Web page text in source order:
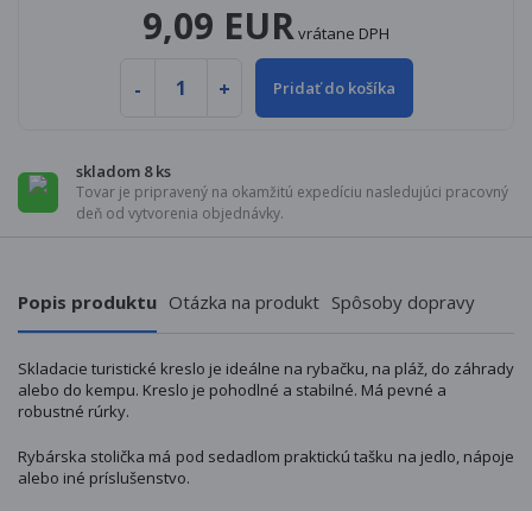
9,09 EURvrátane DPH
Pridať do košíka
skladom 8 ks
Tovar je pripravený na okamžitú expedíciu nasledujúci pracovný
deň od vytvorenia objednávky.
Popis produktu Otázka na produkt Spôsoby dopravy
Skladacie turistické kreslo je ideálne na rybačku, na pláž, do záhrady
alebo do kempu. Kreslo je pohodlné a stabilné. Má pevné a
robustné rúrky.
Rybárska stolička má pod sedadlom praktickú tašku na jedlo, nápoje
alebo iné príslušenstvo.